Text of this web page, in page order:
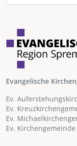
Evangelische
Ev.
Ev.
Ev.
Ev.